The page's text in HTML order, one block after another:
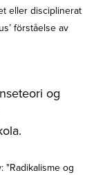
eller disciplinerat
förståelse av
og
"Radikalisme og